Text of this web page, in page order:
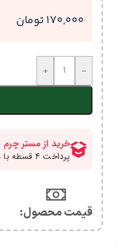
170,000 تومان
-
+
قیمت محصول:​